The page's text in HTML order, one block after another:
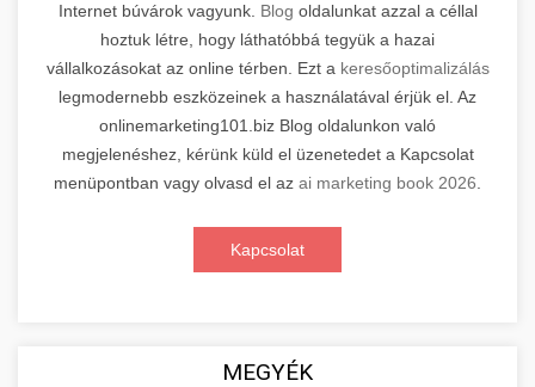
Internet búvárok vagyunk. Blog oldalunkat azzal a céllal
hoztuk létre, hogy láthatóbbá tegyük a hazai
vállalkozásokat az online térben. Ezt a keresőoptimalizálás
legmodernebb eszközeinek a használatával érjük el. Az
onlinemarketing101.biz Blog oldalunkon való
megjelenéshez, kérünk küld el üzenetedet a Kapcsolat
menüpontban vagy olvasd el az ai marketing book 2026
Kapcsolat
MEGYÉK